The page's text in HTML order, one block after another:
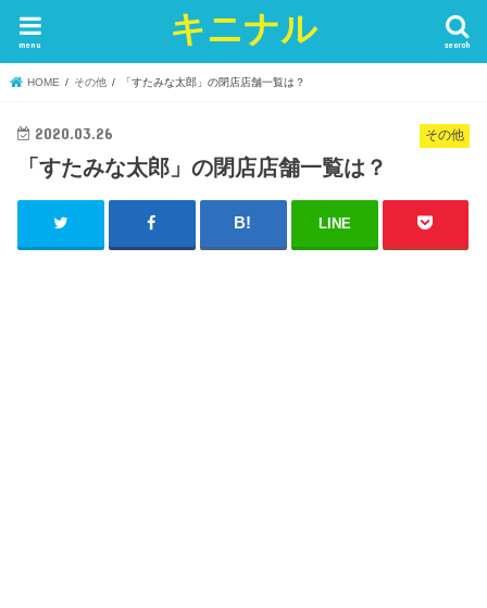
キニナル search
menu
HOME その他 「すたみな太郎」の閉店店舗一覧は？
その他
2020.03.26
「すたみな太郎」の閉店店舗一覧は？
LINE